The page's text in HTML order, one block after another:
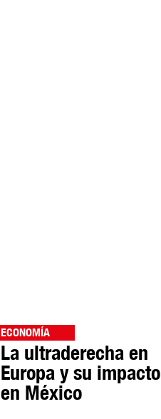
ECONOMÍA
La ultraderecha en
Europa y su impacto
en México